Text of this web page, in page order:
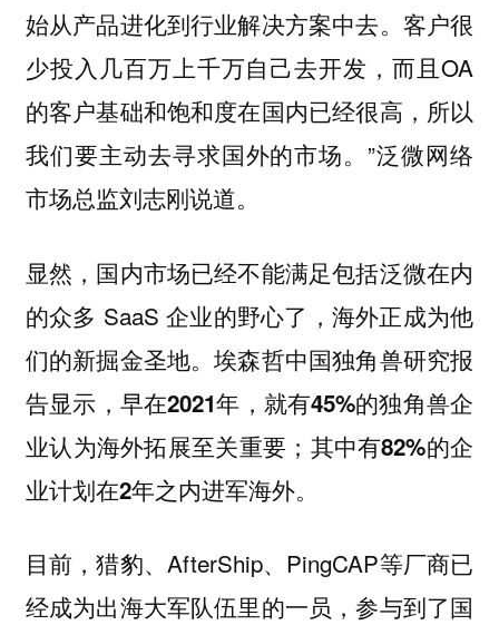
始从产品进化到行业解决方案中去。客户很
少投入几百万上千万自己去开发，而且OA
的客户基础和饱和度在国内已经很高，所以
我们要主动去寻求国外的市场。”泛微网络
市场总监刘志刚说道。
显然，国内市场已经不能满足包括泛微在内
的众多 SaaS 企业的野心了，海外正成为他
们的新掘金圣地。埃森哲中国独角兽研究报
告显示， 早在2021年，就有45%的独角兽企
业认为海外拓展至关重要；其中有82%的企
业计划在2年之内进军海外。
目前，猎豹、AfterShip、PingCAP等厂商已
经成为出海大军队伍里的一员，参与到了国